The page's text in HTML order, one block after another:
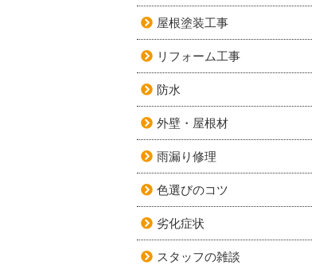
屋根塗装工事
リフォーム工事
防水
外壁・屋根材
雨漏り修理
色選びのコツ
劣化症状
スタッフの雑談